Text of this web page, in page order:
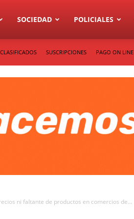
SOCIEDAD POLICIALES
CLASIFICADOS SUSCRIPCIONES PAGO ON LINE
ni faltante de productos en comercios de...